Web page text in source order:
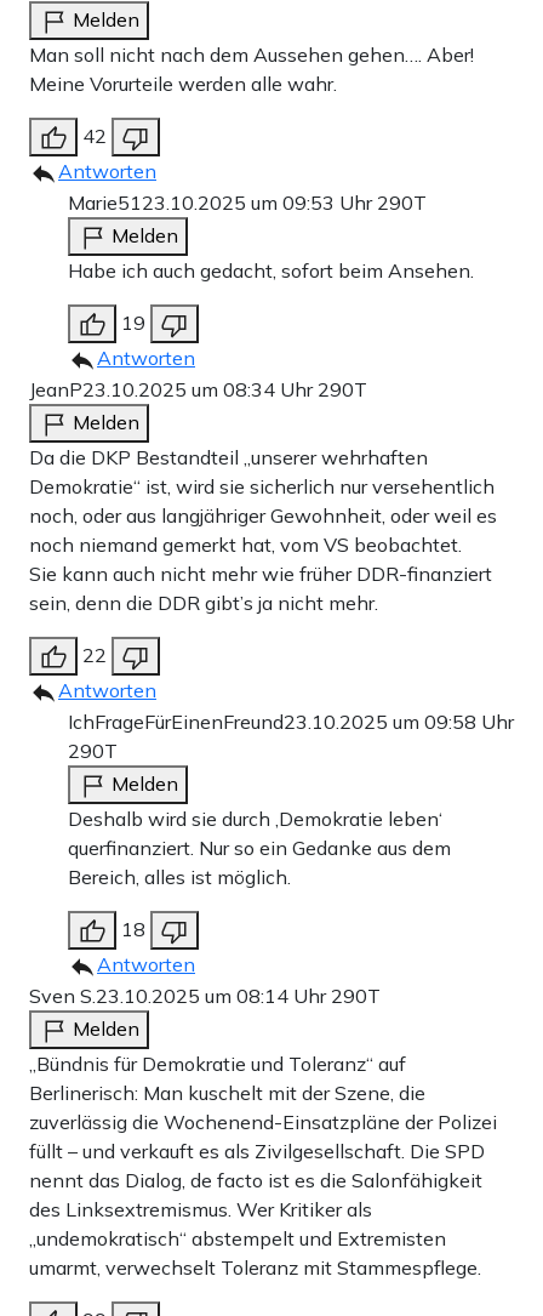
Melden
Man soll nicht nach dem Aussehen gehen…. Aber!
Meine Vorurteile werden alle wahr.
42
Antworten
Marie5123.10.2025 um 09:53 Uhr 290T
Melden
Habe ich auch gedacht, sofort beim Ansehen.
19
Antworten
JeanP23.10.2025 um 08:34 Uhr 290T
Melden
Da die DKP Bestandteil „unserer wehrhaften
Demokratie“ ist, wird sie sicherlich nur versehentlich
noch, oder aus langjähriger Gewohnheit, oder weil es
noch niemand gemerkt hat, vom VS beobachtet.
Sie kann auch nicht mehr wie früher DDR-finanziert
sein, denn die DDR gibt’s ja nicht mehr.
22
Antworten
IchFrageFürEinenFreund23.10.2025 um 09:58 Uhr
290T
Melden
Deshalb wird sie durch ‚Demokratie leben‘
querfinanziert. Nur so ein Gedanke aus dem
Bereich, alles ist möglich.
18
Antworten
Sven S. 23.10.2025 um 08:14 Uhr 290T
Melden
„Bündnis für Demokratie und Toleranz“ auf
Berlinerisch: Man kuschelt mit der Szene, die
zuverlässig die Wochenend-Einsatzpläne der Polizei
füllt – und verkauft es als Zivilgesellschaft. Die SPD
nennt das Dialog, de facto ist es die Salonfähigkeit
des Linksextremismus. Wer Kritiker als
„undemokratisch“ abstempelt und Extremisten
umarmt, verwechselt Toleranz mit Stammespflege.